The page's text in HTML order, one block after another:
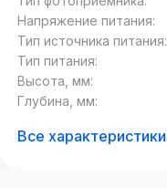
Напряжение питания:
Тип источника питания:
Тип питания:
Высота, мм:
Глубина, мм:
Все характеристики